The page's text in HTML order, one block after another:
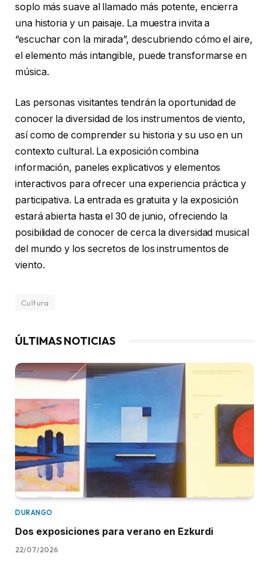
soplo más suave al llamado más potente, encierra
una historia y un paisaje. La muestra invita a
“escuchar con la mirada”, descubriendo cómo el aire,
el elemento más intangible, puede transformarse en
música.
Las personas visitantes tendrán la oportunidad de
conocer la diversidad de los instrumentos de viento,
así como de comprender su historia y su uso en un
contexto cultural. La exposición combina
información, paneles explicativos y elementos
interactivos para ofrecer una experiencia práctica y
participativa. La entrada es gratuita y la exposición
estará abierta hasta el 30 de junio, ofreciendo la
posibilidad de conocer de cerca la diversidad musical
del mundo y los secretos de los instrumentos de
viento.
Cultura
ÚLTIMAS NOTICIAS
DURANGO
Dos exposiciones para verano en Ezkurdi
22/07/2026